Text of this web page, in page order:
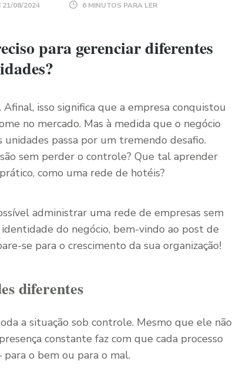
21/08/2024 6 MINUTOS PARA LER
para gerenciar diferentes
isso significa que a empresa conquistou
no mercado. Mas à medida que o negócio
passa por um tremendo desafio.
sem perder o controle? Que tal aprender
como uma rede de hotéis?
administrar uma rede de empresas sem
do negócio, bem-vindo ao post de
se para o crescimento da sua organização!
diferentes
a situação sob controle. Mesmo que ele não
constante faz com que cada processo
o bem ou para o mal.